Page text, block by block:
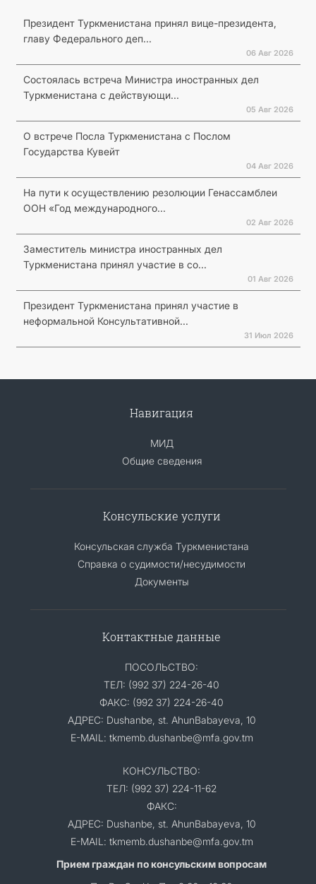
Президент Туркменистана принял вице-президента,
главу Федерального деп...
06 Авг 2026
Состоялась встреча Министра иностранных дел
Туркменистана с действующи...
05 Авг 2026
О встрече Посла Туркменистана с Послом
Государства Кувейт
04 Авг 2026
На пути к осуществлению резолюции Генассамблеи
ООН «Год международного...
02 Авг 2026
Заместитель министра иностранных дел
Туркменистана принял участие в со...
01 Авг 2026
Президент Туркменистана принял участие в
неформальной Консультативной...
31 Июл 2026
Навигация
МИД
Общие сведения
Консульские услуги
Консульская служба Туркменистана
Справка о судимости/несудимости
Документы
Контактные данные
ПОСОЛЬСТВО:
ТЕЛ: (992 37) 224-26-40
ФАКС: (992 37) 224-26-40
АДРЕС: Dushanbe, st. AhunBabayeva, 10
E-MAIL: tkmemb.dushanbe@mfa.gov.tm
КОНСУЛЬСТВО:
ТЕЛ: (992 37) 224-11-62
ФАКС:
АДРЕС: Dushanbe, st. AhunBabayeva, 10
E-MAIL: tkmemb.dushanbe@mfa.gov.tm
Прием граждан по консульским вопросам